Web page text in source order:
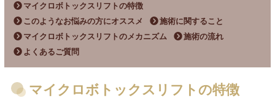
マイクロボトックスリフトの特徴
このようなお悩みの方にオススメ
施術に関すること
マイクロボトックスリフトのメカニズム
施術の流れ
よくあるご質問
マイクロボトックスリフトの特徴